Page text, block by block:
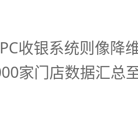
收银系统则像
家门店数据汇总